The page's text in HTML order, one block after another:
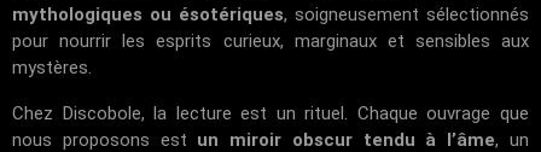
mythologiques ou ésotériques, soigneusement sélectionnés
pour nourrir les esprits curieux, marginaux et sensibles aux
mystères.
Chez Discobole, la lecture est un rituel. Chaque ouvrage que
nous proposons est un miroir obscur tendu à l’âme, un